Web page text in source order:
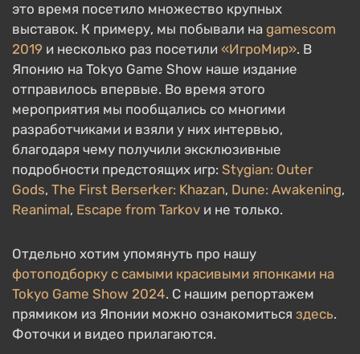
это время посетило множество крупных
выставок. К примеру, мы побывали на gamescom
2019 и несколько раз посетили «ИгроМир». В
Японию на Tokyo Game Show наше издание
отправилось впервые. Во время этого
мероприятия мы пообщались со многими
разработчиками и взяли у них интервью,
благодаря чему получили эксклюзивные
подробности предстоящих игр: Stygian: Outer
Gods, The First Berserker: Khazan, Dune: Awakening,
Reanimal, Escape from Tarkov и не только.
Отдельно хотим упомянуть про нашу
фотоподборку с самыми красивыми японками на
Tokyo Game Show 2024. С нашим репортажем
прямиком из Японии можно ознакомиться здесь.
Фоточки и видео прилагаются.